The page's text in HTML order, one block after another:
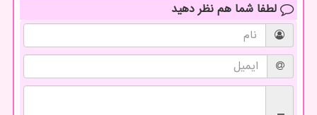
لطفا شما هم نظر دهید